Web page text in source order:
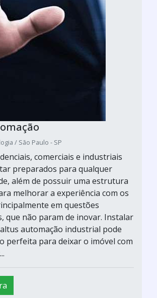
/ São Paulo - SP
comerciais e industriais
preparados para qualquer
além de possuir uma estrutura
melhorar a experiência com os
em questões
que não param de inovar. Instalar
automação industrial pode
perfeita para deixar o imóvel com